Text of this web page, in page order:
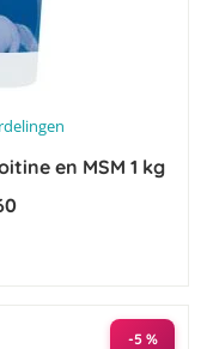
en MSM 1 kg
-5 %